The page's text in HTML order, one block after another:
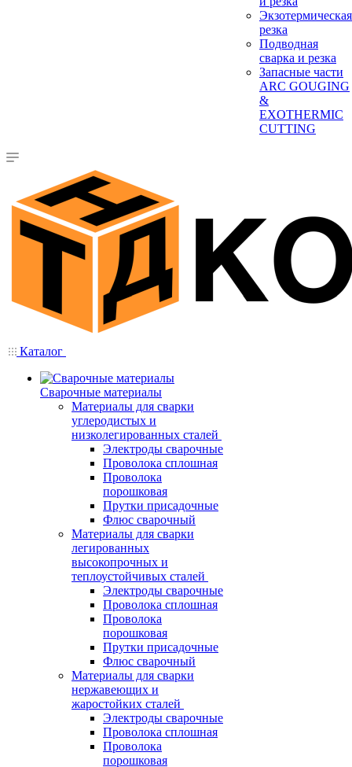
Экзотермическая
резка
Подводная
сварка и резка
Запасные части
ARC GOUGING
&
EXOTHERMIC
CUTTING
Каталог
Сварочные материалы
Материалы для сварки
углеродистых и
низколегированных сталей
Электроды сварочные
Проволока сплошная
Проволока
порошковая
Прутки присадочные
Флюс сварочный
Материалы для сварки
легированных
высокопрочных и
теплоустойчивых сталей
Электроды сварочные
Проволока сплошная
Проволока
порошковая
Прутки присадочные
Флюс сварочный
Материалы для сварки
нержавеющих и
жаростойких сталей
Электроды сварочные
Проволока сплошная
Проволока
порошковая